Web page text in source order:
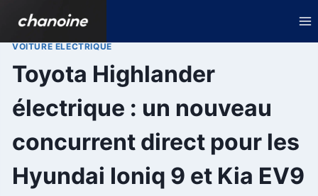
contenu
VOITURE ELECTRIQUE
Toyota Highlander
électrique : un nouveau
concurrent direct pour les
Hyundai Ioniq 9 et Kia EV9